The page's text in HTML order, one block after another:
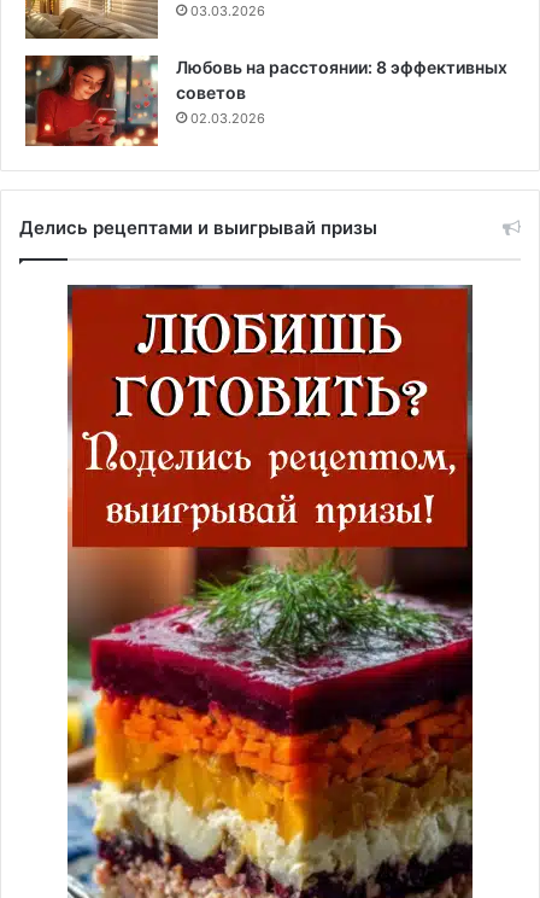
03.03.2026
Любовь на расстоянии: 8 эффективных
советов
02.03.2026
Делись рецептами и выигрывай призы